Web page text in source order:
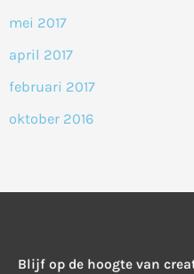
mei 2017
april 2017
februari 2017
oktober 2016
Blijf op de hoogte van